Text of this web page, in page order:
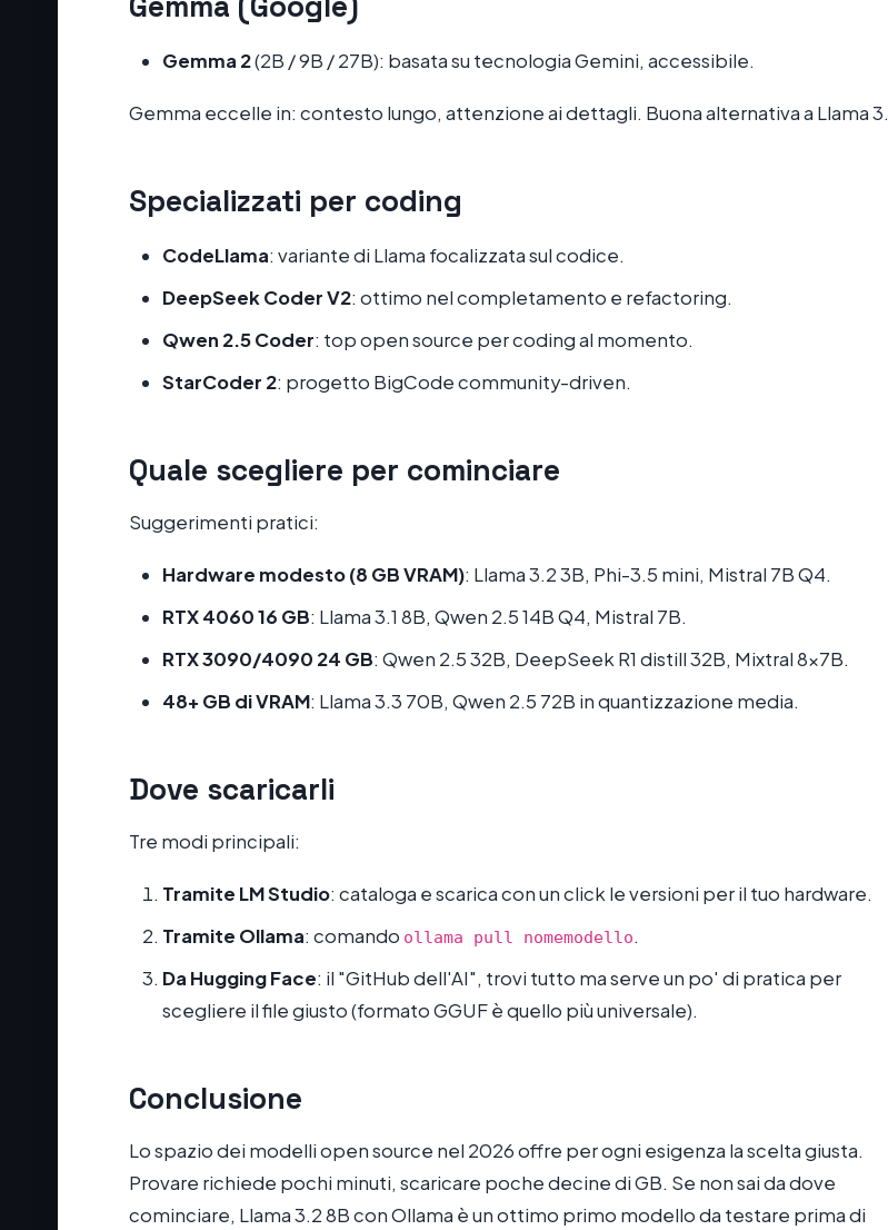
Gemma 2(2B / 9B / 27B): basata su tecnologia Gemini, accessibile.
Gemma eccelle in: contesto lungo, attenzione ai dettagli. Buona alternativa a Llama 3.
Specializzati per coding
CodeLlama: variante di Llama focalizzata sul codice.
DeepSeek Coder V2: ottimo nel completamento e refactoring.
Qwen 2.5 Coder: top open source per coding al momento.
StarCoder 2: progetto BigCode community-driven.
Quale scegliere per cominciare
Suggerimenti pratici:
Hardware modesto (8 GB VRAM): Llama 3.2 3B, Phi-3.5 mini, Mistral 7B Q4.
RTX 4060 16 GB: Llama 3.1 8B, Qwen 2.5 14B Q4, Mistral 7B.
RTX 3090/4090 24 GB: Qwen 2.5 32B, DeepSeek R1 distill 32B, Mixtral 8x7B.
48+ GB di VRAM: Llama 3.3 70B, Qwen 2.5 72B in quantizzazione media.
Dove scaricarli
Tre modi principali:
Tramite LM Studio: cataloga e scarica con un click le versioni per il tuo hardware.
Tramite Ollama: comando ollama pull nomemodello.
Da Hugging Face: il "GitHub dell'AI", trovi tutto ma serve un po' di pratica per
scegliere il file giusto (formato GGUF è quello più universale).
Conclusione
Lo spazio dei modelli open source nel 2026 offre per ogni esigenza la scelta giusta.
Provare richiede pochi minuti, scaricare poche decine di GB. Se non sai da dove
cominciare, Llama 3.2 8B con Ollama è un ottimo primo modello da testare prima di